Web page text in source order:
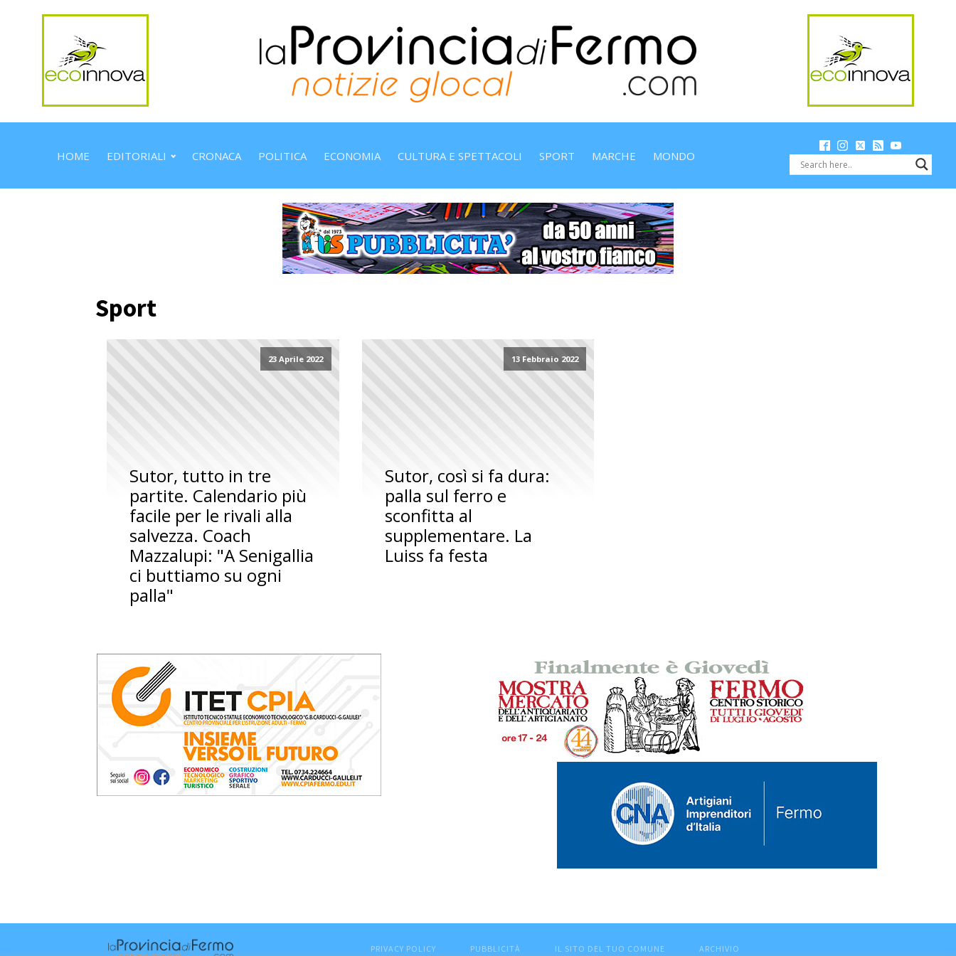
HOME EDITORIALI CRONACA POLITICA ECONOMIA CULTURA E SPETTACOLI SPORT MARCHE MONDO
Sport
23 Aprile 2022
Sutor, tutto in tre
partite. Calendario più
facile per le rivali alla
salvezza. Coach
Mazzalupi: "A Senigallia
ci buttiamo su ogni
palla"
13 Febbraio 2022
Sutor, così si fa dura:
palla sul ferro e
sconfitta al
supplementare. La
Luiss fa festa
PRIVACY POLICY PUBBLICITÀ IL SITO DEL TUO COMUNE ARCHIVIO